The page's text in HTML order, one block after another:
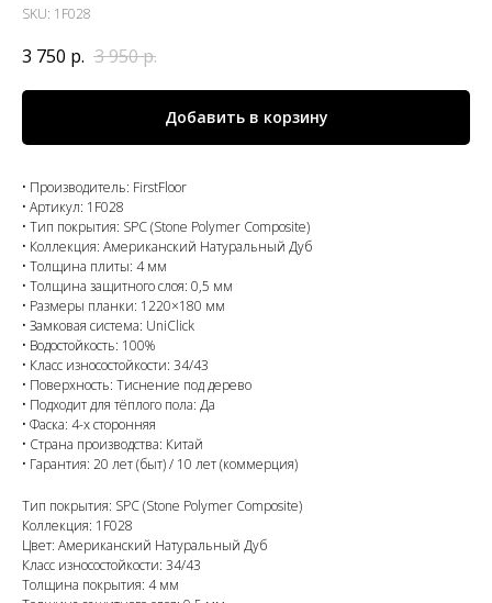
SKU: 1F028
3 750 р. 3 950р.
Добавить в корзину
• Производитель: FirstFloor
• Артикул: 1F028
• Тип покрытия: SPC (Stone Polymer Composite)
• Коллекция: Американский Натуральный Дуб
• Толщина плиты: 4 мм
• Толщина защитного слоя: 0,5 мм
• Размеры планки: 1220×180 мм
• Замковая система: UniClick
• Водостойкость: 100%
• Класс износостойкости: 34/43
• Поверхность: Тиснение под дерево
• Подходит для тёплого пола: Да
• Фаска: 4-х сторонняя
• Страна производства: Китай
• Гарантия: 20 лет (быт) / 10 лет (коммерция)
Тип покрытия: SPC (Stone Polymer Composite)
Коллекция: 1F028
Цвет: Американский Натуральный Дуб
Класс износостойкости: 34/43
Толщина покрытия: 4 мм